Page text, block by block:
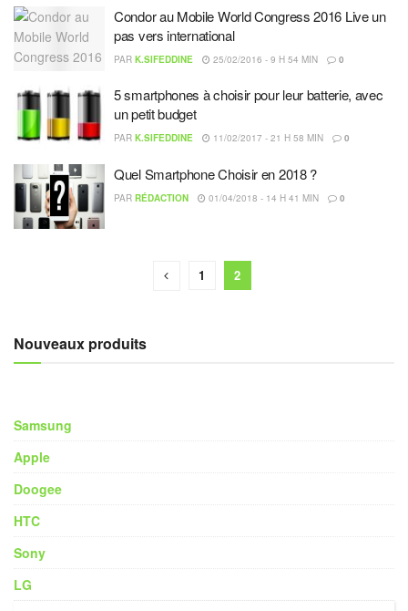
Condor au Mobile World Congress 2016 Live un
pas vers international
PAR K.SIFEDDINE 25/02/2016 - 9 H 54 MIN 0
5 smartphones à choisir pour leur batterie, avec
un petit budget
PAR K.SIFEDDINE 11/02/2017 - 21 H 58 MIN 0
Quel Smartphone Choisir en 2018 ?
PAR RÉDACTION 01/04/2018 - 14 H 41 MIN 0
1 2
Nouveaux produits
Samsung
Apple
Doogee
HTC
Sony
LG